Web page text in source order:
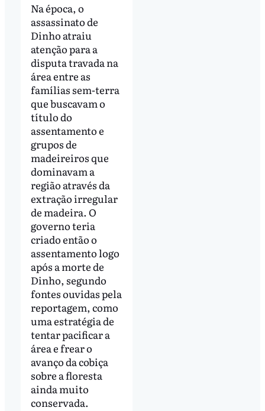
Na época, o
assassinato de
Dinho atraiu
atenção para a
disputa travada na
área entre as
famílias sem-terra
que buscavam o
título do
assentamento e
grupos de
madeireiros que
dominavam a
região através da
extração irregular
de madeira. O
governo teria
criado então o
assentamento logo
após a morte de
Dinho, segundo
fontes ouvidas pela
reportagem, como
uma estratégia de
tentar pacificar a
área e frear o
avanço da cobiça
sobre a floresta
ainda muito
conservada.